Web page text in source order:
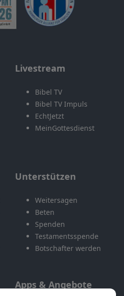
Livestream
Bibel TV
Bibel TV Impuls
EchtJetzt
MeinGottesdienst
Unterstützen
Weitersagen
Beten
Spenden
Testamentsspende
Botschafter werden
Apps & Angebote